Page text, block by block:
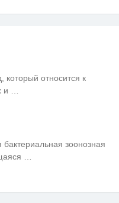
который относится к
и
зоонозная